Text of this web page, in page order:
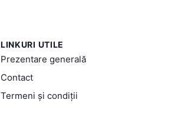
LINKURI UTILE
Prezentare generală
Contact
Termeni și condiții